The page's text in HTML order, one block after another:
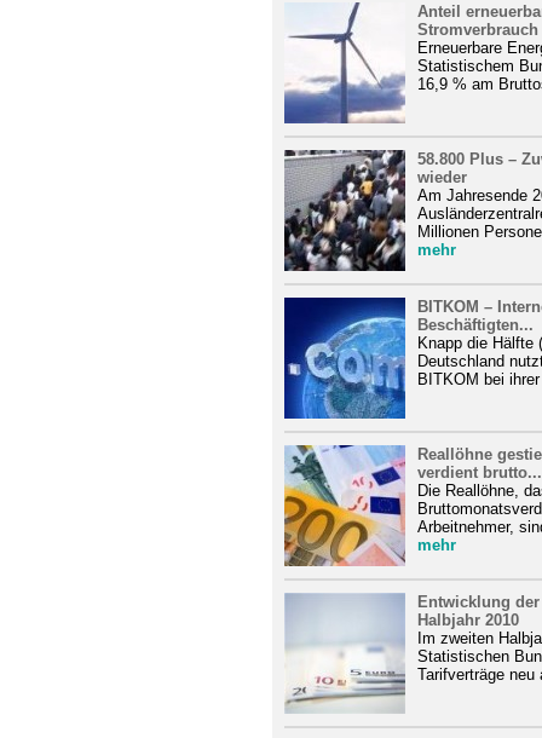
Anteil
Stromverbrauch
Erneuerbare
Statistischem
16,9 % am
58.800 Plus –
wieder
Am Jahresende
Millionen
mehr
BITKOM –
Beschäftigten...
Knapp die Hälfte
Deutschland
BITKOM bei
Reallöhne
verdient brutto...
Die Reallöhne,
Arbeitnehmer,
mehr
Entwicklung
Halbjahr 2010
Im zweiten
Statistischen
Tarifverträge